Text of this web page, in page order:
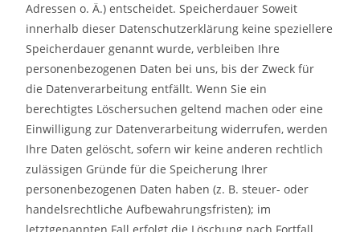
Adressen o. Ä.) entscheidet. Speicherdauer Soweit
innerhalb dieser Datenschutzerklärung keine speziellere
Speicherdauer genannt wurde, verbleiben Ihre
personenbezogenen Daten bei uns, bis der Zweck für
die Datenverarbeitung entfällt. Wenn Sie ein
berechtigtes Löschersuchen geltend machen oder eine
Einwilligung zur Datenverarbeitung widerrufen, werden
Ihre Daten gelöscht, sofern wir keine anderen rechtlich
zulässigen Gründe für die Speicherung Ihrer
personenbezogenen Daten haben (z. B. steuer- oder
handelsrechtliche Aufbewahrungsfristen); im